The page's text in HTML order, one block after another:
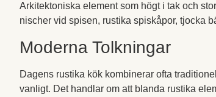
Arkitektoniska element som högt i tak och
nischer vid spisen, rustika spiskåpor, tjocka
Moderna Tolkningar
Dagens rustika kök kombinerar ofta
vanligt. Det handlar om att blanda rustika